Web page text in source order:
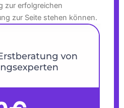
zur erfolgreichen
zur Seite stehen können.